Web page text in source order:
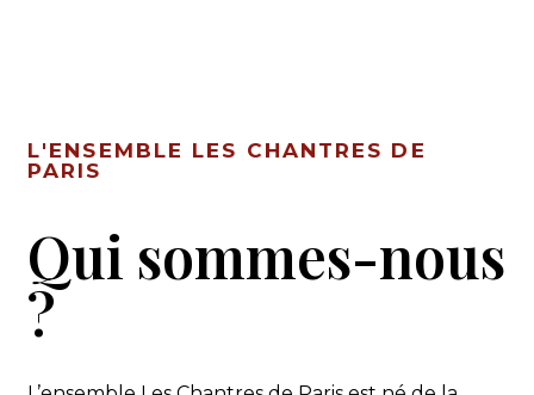
L'ENSEMBLE LES CHANTRES DE
PARIS
Qui sommes-nous
?